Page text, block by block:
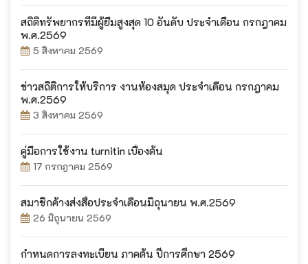
สถิติทรัพยากรที่มีผู้ยืมสูงสุด 10 อันดับ ประจำเดือน กรกฎาคม
พ.ศ.2569
5 สิงหาคม 2569
ข่าวสถิติการให้บริการ งานห้องสมุด ประจำเดือน กรกฎาคม
พ.ศ.2569
3 สิงหาคม 2569
คู่มือการใช้งาน turnitin เบื้องต้น
17 กรกฎาคม 2569
สมาชิกค้างส่งสื่อประจำเดือนมิถุนายน พ.ศ.2569
26 มิถุนายน 2569
กำหนดการลงทะเบียน ภาคต้น ปีการศึกษา 2569